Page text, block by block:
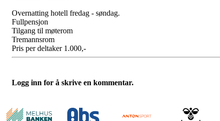
Overnatting hotell fredag - søndag.
Fullpensjon
Tilgang til møterom
Tremannsrom
Pris per deltaker 1.000,-
Logg inn for å skrive en kommentar.